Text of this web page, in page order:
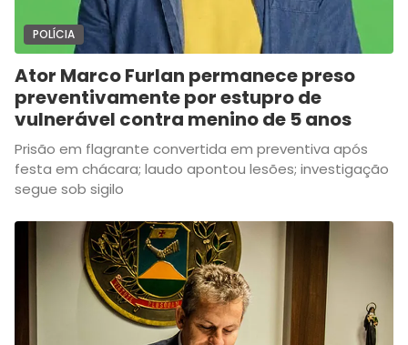
POLÍCIA
Ator Marco Furlan permanece preso
preventivamente por estupro de
vulnerável contra menino de 5 anos
Prisão em flagrante convertida em preventiva após
festa em chácara; laudo apontou lesões; investigação
segue sob sigilo